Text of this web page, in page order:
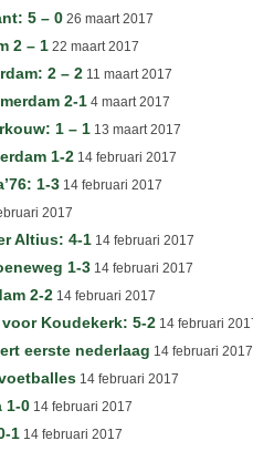
5 – 0 26 maart 2017
2 – 1 22 maart 2017
2 – 2 11 maart 2017
2-1 4 maart 2017
1 – 1 13 maart 2017
1-2 14 februari 2017
1-3 14 februari 2017
2017
Altius: 4-1 14 februari 2017
1-3 14 februari 2017
2-2 14 februari 2017
Koudekerk: 5-2 14 februari
eerste nederlaag 14 februari 2017
14 februari 2017
1-0 14 februari 2017
1 14 februari 2017